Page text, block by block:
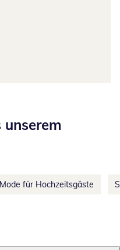
Mode für Hochzeitsgäste